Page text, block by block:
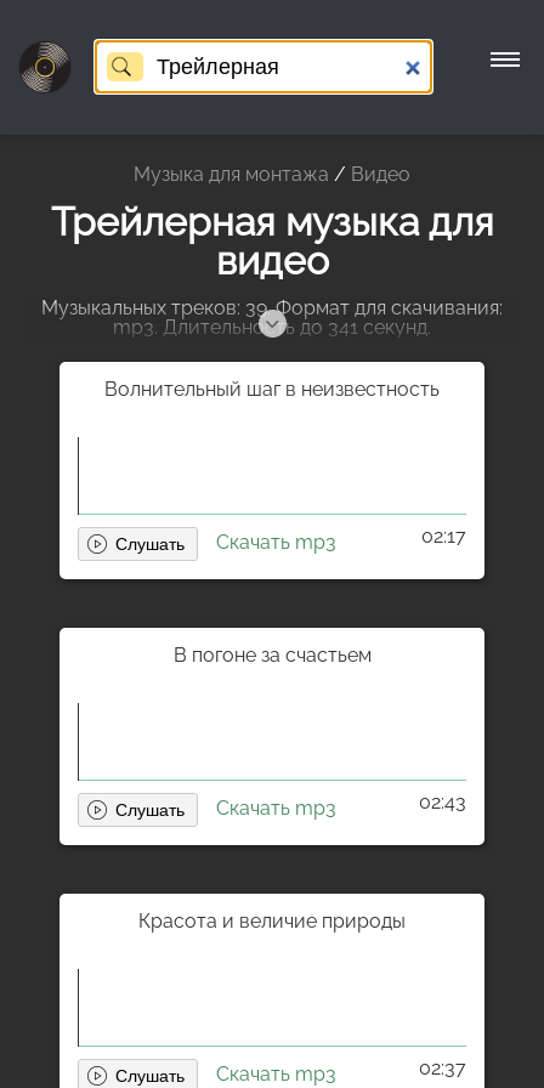
Музыка для монтажа / Видео
Трейлерная музыка для
видео
Музыкальных треков: 39. Формат для скачивания:
mp3. Длительность до 341 секунд.
Волнительный шаг в неизвестность
Скачать mp3 02:17
В погоне за счастьем
Скачать mp3 02:43
Красота и величие природы
Скачать mp3 02:37